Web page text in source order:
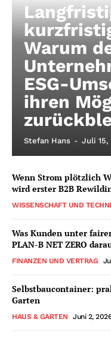
Warum
ESG-
ihren
Stefan Hans - Juli 15,
Wenn Strom plötzlich
wird erster B2B
WISSENSCHAFT UND
Was Kunden unter
PLAN-B NET ZERO
FINANZEN UND VERTRAG
Selbstbaucontainer:
Garten
HAUS & GARTEN Juni 2, 2026